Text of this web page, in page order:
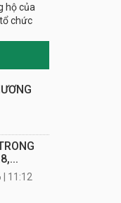
hộ của
chức
11:12